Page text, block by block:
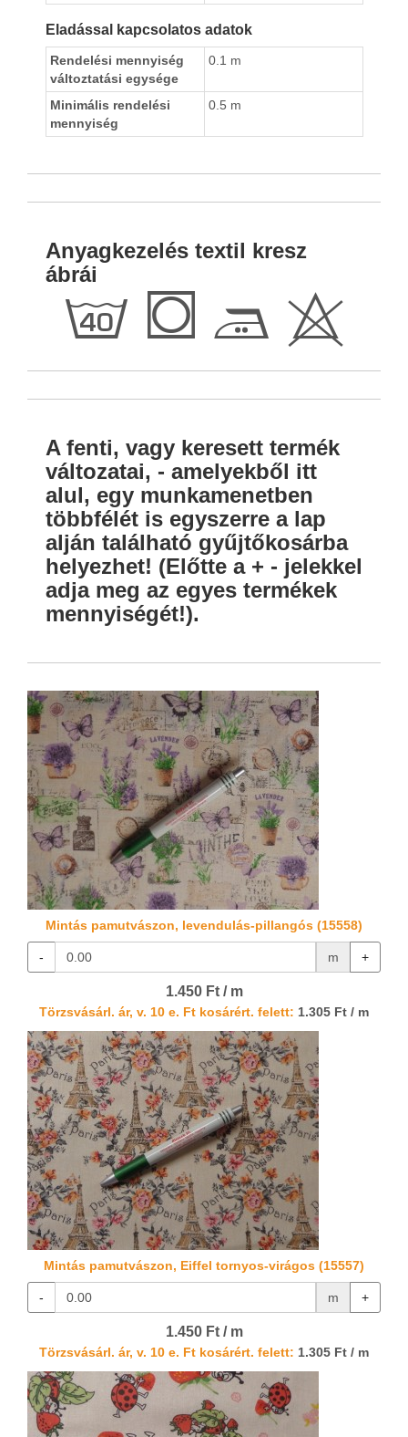
Eladással kapcsolatos adatok
Rendelési mennyiség
változtatási egysége
0.1 m
Minimális rendelési
mennyiség
0.5 m
Anyagkezelés textil kresz
ábrái
h Q E H
A fenti, vagy keresett termék
változatai, - amelyekből itt
alul, egy munkamenetben
többfélét is egyszerre a lap
alján található gyűjtőkosárba
helyezhet! (Előtte a + - jelekkel
adja meg az egyes termékek
mennyiségét!).
Mintás pamutvászon, levendulás-pillangós (15558)
- m +
1.450 Ft / m
Törzsvásárl. ár, v. 10 e. Ft kosárért. felett: 1.305 Ft / m
Mintás pamutvászon, Eiffel tornyos-virágos (15557)
- m +
1.450 Ft / m
Törzsvásárl. ár, v. 10 e. Ft kosárért. felett: 1.305 Ft / m